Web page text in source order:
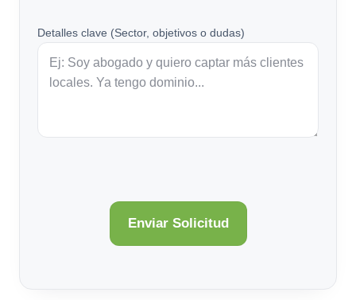
Detalles clave (Sector, objetivos o dudas)